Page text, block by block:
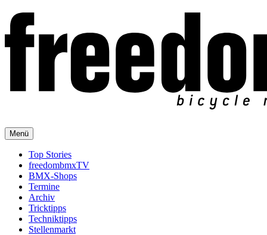
Menü
Top Stories
freedombmxTV
BMX-Shops
Termine
Archiv
Tricktipps
Techniktipps
Stellenmarkt